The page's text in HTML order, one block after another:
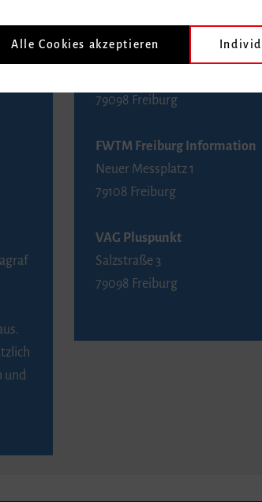
und
bis drei Tage vor einem
FWTM Tourist-Information
79098 Freiburg
FWTM Freiburg Information
Neuer Messplatz 1
79108 Freiburg
VAG Pluspunkt
Salzstraße 3
79098 Freiburg
Alle Cookies akzeptieren